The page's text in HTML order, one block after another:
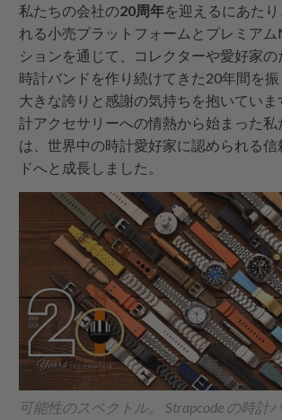
私たちの会社の20周年を迎えるにあた
れる小売プラットフォームとプレミアム
ションを通じて、コレクターや愛好家の
時計バンドを作り続けてきた20年間を
大きな誇りと感謝の気持ちを抱いてい
計アクセサリーへの情熱から始まった私
は、世界中の時計愛好家に認められる
ドへと成長しました。
可能性のスペクトル。Strapcode の時計